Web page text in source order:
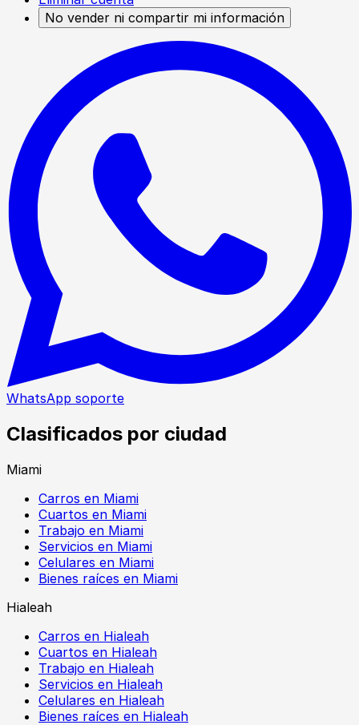
No vender ni compartir mi información
WhatsApp soporte
Clasificados por ciudad
Miami
Carros en Miami
Cuartos en Miami
Trabajo en Miami
Servicios en Miami
Celulares en Miami
Bienes raíces en Miami
Hialeah
Carros en Hialeah
Cuartos en Hialeah
Trabajo en Hialeah
Servicios en Hialeah
Celulares en Hialeah
Bienes raíces en Hialeah